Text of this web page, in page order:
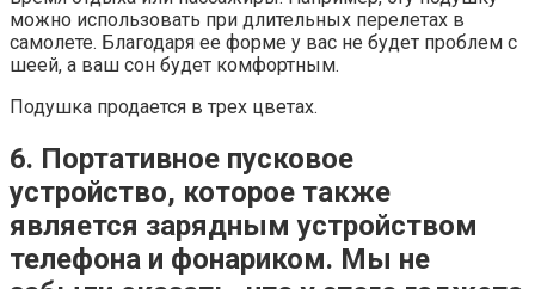
можно использовать при длительных перелетах в
самолете. Благодаря ее форме у вас не будет проблем с
шеей, а ваш сон будет комфортным.
Подушка продается в трех цветах.
6. Портативное пусковое
устройство, которое также
является зарядным устройством
телефона и фонариком. Мы не